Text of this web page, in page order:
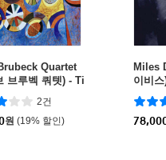
Quartet
브루벡 쿼텟) - Ti
[LP]
2건
원 (19% 할인)
Miles
이비
ue